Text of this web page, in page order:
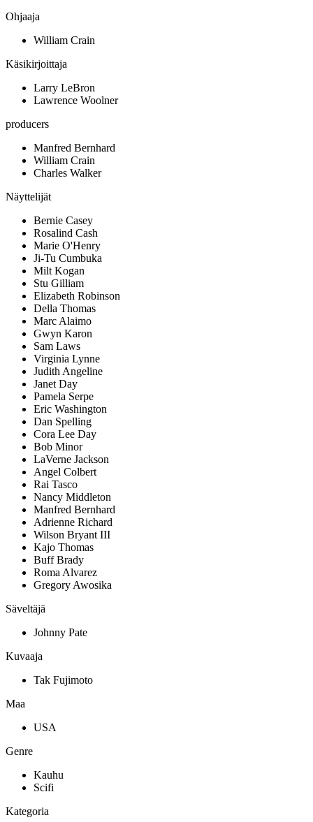
Ohjaaja
William Crain
Käsikirjoittaja
Larry LeBron
Lawrence Woolner
producers
Manfred Bernhard
William Crain
Charles Walker
Näyttelijät
Bernie Casey
Rosalind Cash
Marie O'Henry
Ji-Tu Cumbuka
Milt Kogan
Stu Gilliam
Elizabeth Robinson
Della Thomas
Marc Alaimo
Gwyn Karon
Sam Laws
Virginia Lynne
Judith Angeline
Janet Day
Pamela Serpe
Eric Washington
Dan Spelling
Cora Lee Day
Bob Minor
LaVerne Jackson
Angel Colbert
Rai Tasco
Nancy Middleton
Manfred Bernhard
Adrienne Richard
Wilson Bryant III
Kajo Thomas
Buff Brady
Roma Alvarez
Gregory Awosika
Säveltäjä
Johnny Pate
Kuvaaja
Tak Fujimoto
Maa
USA
Genre
Kauhu
Scifi
Kategoria